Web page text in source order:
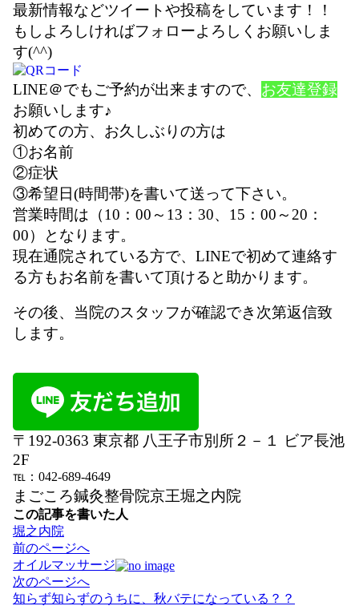
最新情報などツイートや投稿をしています！！
もしよろしければフォローよろしくお願いしま
す(^^)
LINE＠でもご予約が出来ますので、 お友達登録
お願いします♪
初めての方、お久しぶりの方は
①お名前
②症状
③希望日(時間帯)を書いて送って下さい。
営業時間は（10：00～13：30、15：00～20：
00）となります。
現在通院されている方で、LINEで初めて連絡す
る方もお名前を書いて頂けると助かります。
その後、当院のスタッフが確認でき次第返信致
します。
〒192-0363 東京都 八王子市別所２－１ ビア長池
2F
℡：042-689-4649
まごころ鍼灸整骨院京王堀之内院
この記事を書いた人
堀之内院
投
稿
ナ
ビ
前のページへ
オイルマッサージ
次のページへ
知らず知らずのうちに、秋バテになっている？？